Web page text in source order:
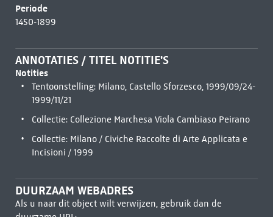
Periode
1450-1899
ANNOTATIES / TITEL NOTITIE'S
Notities
Tentoonstelling: Milano, Castello Sforzesco, 1999/09/24-
1999/11/21
Collectie: Collezione Marchesa Viola Cambiaso Peirano
Collectie: Milano / Civiche Raccolte di Arte Applicata e
Incisioni / 1999
DUURZAAM WEBADRES
Als u naar dit object wilt verwijzen, gebruik dan de